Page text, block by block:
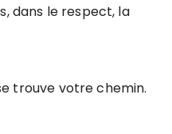
dans le respect, la
trouve votre chemin.